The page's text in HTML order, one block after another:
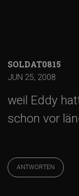
SOLDAT0815
JUN 25, 2008
weil Eddy
schon vor
ANTWORTEN